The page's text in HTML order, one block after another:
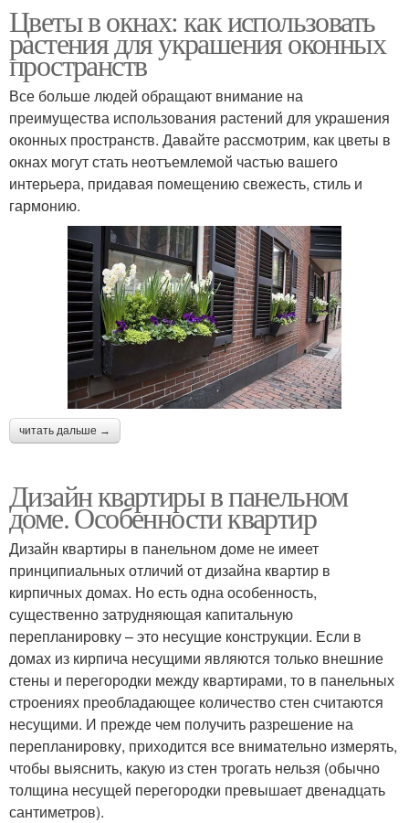
Цветы в окнах: как использовать
растения для украшения оконных
пространств
Все больше людей обращают внимание на
преимущества использования растений для украшения
оконных пространств. Давайте рассмотрим, как цветы в
окнах могут стать неотъемлемой частью вашего
интерьера, придавая помещению свежесть, стиль и
гармонию.
читать дальше →
Дизайн квартиры в панельном
доме. Особенности квартир
Дизайн квартиры в панельном доме не имеет
принципиальных отличий от дизайна квартир в
кирпичных домах. Но есть одна особенность,
существенно затрудняющая капитальную
перепланировку – это несущие конструкции. Если в
домах из кирпича несущими являются только внешние
стены и перегородки между квартирами, то в панельных
строениях преобладающее количество стен считаются
несущими. И прежде чем получить разрешение на
перепланировку, приходится все внимательно измерять,
чтобы выяснить, какую из стен трогать нельзя (обычно
толщина несущей перегородки превышает двенадцать
сантиметров).